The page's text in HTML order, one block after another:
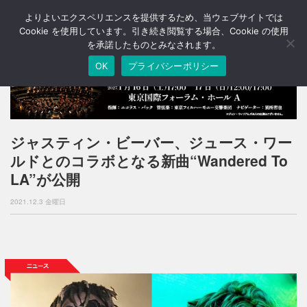
T
o
a
v
a
n
ジャスティン・ビーバー、ジュース・ワー
ルドとのコラボとなる新曲“Wandered To
LA”が公開
2021.12.3 金曜日
よりよいエクスペリエンスを提供するため、当ウェブサイトでは
Cookie を使用しています。引き続き閲覧する場合、Cookie の使用
を承諾したものとみなされます。
OK
プライバシーポリシー